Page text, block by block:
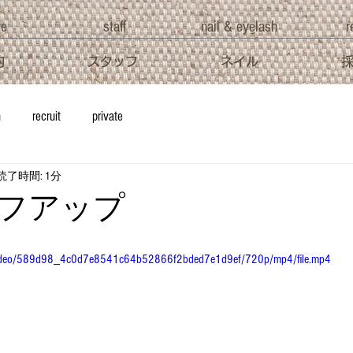
スタッフ ネイル
staff nail & eyelash
recruit private
アップ
了時間: 1分
589d98_4c0d7e8541c64b52866f2bded7e1d9ef/720p/mp4/file.mp4